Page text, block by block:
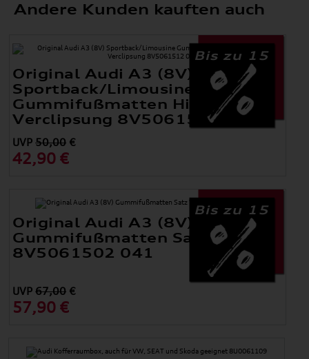
Andere Kunden kauften auch
Bis zu 15
Original Audi A3 (8V)
Sportback/Limousine
Gummifußmatten Hinten mit
Verclipsung 8V5061512 041
UVP50,00 €
42,90 €
Bis zu 15
Original Audi A3 (8V)
Gummifußmatten Satz Vorne
8V5061502 041
UVP67,00 €
57,90 €